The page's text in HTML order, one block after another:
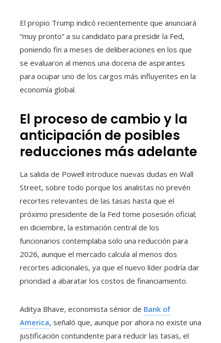
El propio Trump indicó recientemente que anunciará
“muy pronto” a su candidato para presidir la Fed,
poniendo fin a meses de deliberaciones en los que
se evaluaron al menos una docena de aspirantes
para ocupar uno de los cargos más influyentes en la
economía global.
El proceso de cambio y la
anticipación de posibles
reducciones más adelante
La salida de Powell introduce nuevas dudas en Wall
Street, sobre todo porque los analistas no prevén
recortes relevantes de las tasas hasta que el
próximo presidente de la Fed tome posesión oficial;
en diciembre, la estimación central de los
funcionarios contemplaba solo una reducción para
2026, aunque el mercado calcula al menos dos
recortes adicionales, ya que el nuevo líder podría dar
prioridad a abaratar los costos de financiamiento.
Aditya Bhave, economista sénior de Bank of
America, señaló que, aunque por ahora no existe una
justificación contundente para reducir las tasas, el